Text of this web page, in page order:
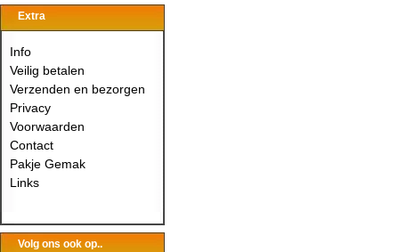
Extra
Info
Veilig betalen
Verzenden en bezorgen
Privacy
Voorwaarden
Contact
Pakje Gemak
Links
Volg ons ook op..